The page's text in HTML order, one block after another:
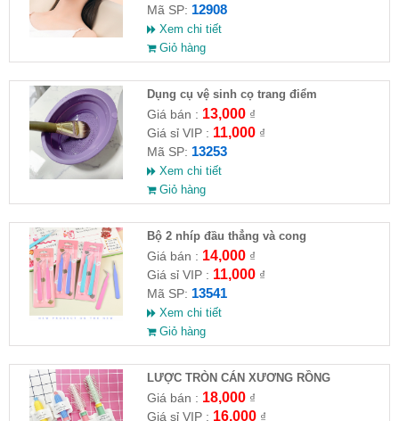
Mã SP: 12908
Xem chi tiết
Giỏ hàng
Dụng cụ vệ sinh cọ trang điểm
Giá bán : 13,000₫
Giá sỉ VIP : 11,000₫
Mã SP: 13253
Xem chi tiết
Giỏ hàng
Bộ 2 nhíp đầu thẳng và cong
Giá bán : 14,000₫
Giá sỉ VIP : 11,000₫
Mã SP: 13541
Xem chi tiết
Giỏ hàng
LƯỢC TRÒN CÁN XƯƠNG RỒNG
Giá bán : 18,000₫
Giá sỉ VIP : 16,000₫